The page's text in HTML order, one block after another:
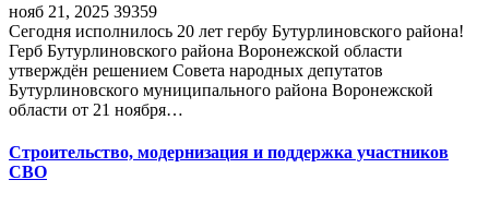
нояб 21, 2025 39359
Сегодня исполнилось 20 лет гербу Бутурлиновского района!
Герб Бутурлиновского района Воронежской области
утверждён решением Совета народных депутатов
Бутурлиновского муниципального района Воронежской
области от 21 ноября…
Строительство, модернизация и поддержка участников
СВО